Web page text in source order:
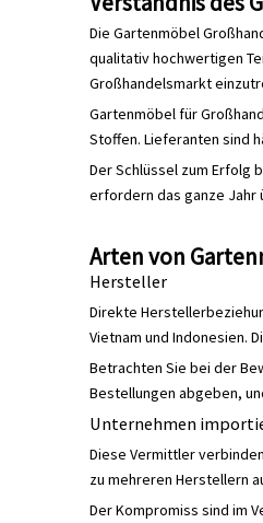
Die Gartenmöbel
qualitativ hochwertigen
Großhandelsmarkt
Gartenmöbel für
Stoffen. Lieferanten sind
Der Schlüssel zum Erfolg
erfordern das ganze Jahr
Arten von
Hersteller
Direkte
Vietnam und Indonesien.
Betrachten Sie bei der
Bestellungen abgeben,
Unternehmen
Diese Vermittler
zu mehreren Herstellern
Der Kompromiss sind im